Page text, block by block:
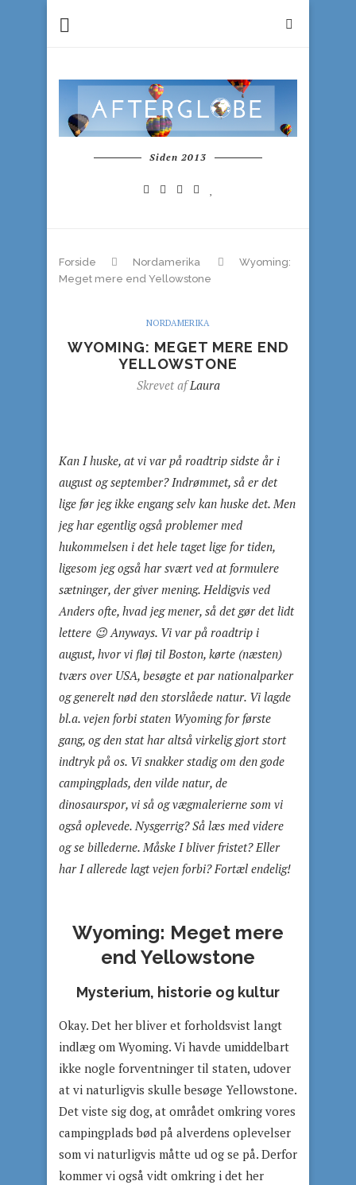
Siden 2013
Forside Nordamerika
Wyoming:
Meget mere end Yellowstone
NORDAMERIKA
WYOMING: MEGET MERE END
YELLOWSTONE
Skrevet afLaura
Kan I huske, at vi var på roadtrip sidste år i
august og september? Indrømmet, så er det
lige før jeg ikke engang selv kan huske det. Men
jeg har egentlig også problemer med
hukommelsen i det hele taget lige for tiden,
ligesom jeg også har svært ved at formulere
sætninger, der giver mening. Heldigvis ved
Anders ofte, hvad jeg mener, så det gør det lidt
lettere 😉 Anyways. Vi var på roadtrip i
august, hvor vi fløj til Boston, kørte (næsten)
tværs over USA, besøgte et par nationalparker
og generelt nød den storslåede natur. Vi lagde
bl.a. vejen forbi staten Wyoming for første
gang, og den stat har altså virkelig gjort stort
indtryk på os. Vi snakker stadig om den gode
campingplads, den vilde natur, de
dinosaurspor, vi så og vægmalerierne som vi
også oplevede. Nysgerrig? Så læs med videre
og se billederne. Måske I bliver fristet? Eller
har I allerede lagt vejen forbi? Fortæl endelig!
Wyoming: Meget mere
end Yellowstone
Mysterium, historie og kultur
Okay. Det her bliver et forholdsvist langt
indlæg om Wyoming. Vi havde umiddelbart
ikke nogle forventninger til staten, udover
at vi naturligvis skulle besøge Yellowstone.
Det viste sig dog, at området omkring vores
campingplads bød på alverdens oplevelser
som vi naturligvis måtte ud og se på. Derfor
kommer vi også vidt omkring i det her